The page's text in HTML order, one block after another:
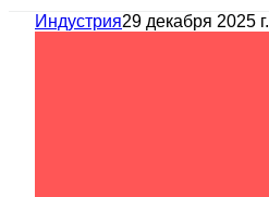
Индустрия29 декабря 2025 г.